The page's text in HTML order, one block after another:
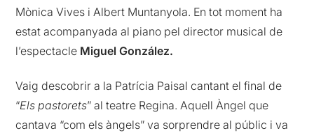
Mònica Vives i Albert Muntanyola. En tot moment ha
estat acompanyada al piano pel director musical de
l’espectacle Miguel González.
Vaig descobrir a la Patrícia Paisal cantant el final de
“Els pastorets” al teatre Regina. Aquell Àngel que
cantava “com els àngels” va sorprendre al públic i va